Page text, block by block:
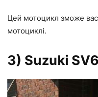
Цей мотоцикл зможе вас
мотоциклі.
3) Suzuki